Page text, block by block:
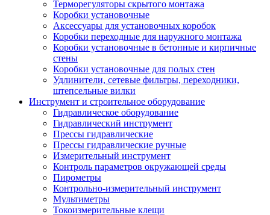
Терморегуляторы скрытого монтажа
Коробки установочные
Аксессуары для установочных коробок
Коробки переходные для наружного монтажа
Коробки установочные в бетонные и кирпичные
стены
Коробки установочные для полых стен
Удлинители, сетевые фильтры, переходники,
штепсельные вилки
Инструмент и строительное оборудование
Гидравлическое оборудование
Гидравлический инструмент
Прессы гидравлические
Прессы гидравлические ручные
Измерительный инструмент
Контроль параметров окружающей среды
Пирометры
Контрольно-измерительный инструмент
Мультиметры
Токоизмерительные клещи